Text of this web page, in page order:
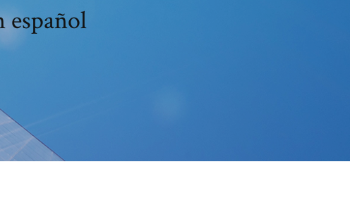
español